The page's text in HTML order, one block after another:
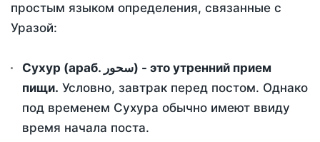
простым языком определения, связанные с
Уразой:
Сухур (араб. سحور) - это утренний прием
пищи. Условно, завтрак перед постом. Однако
под временем Сухура обычно имеют ввиду
время начала поста.